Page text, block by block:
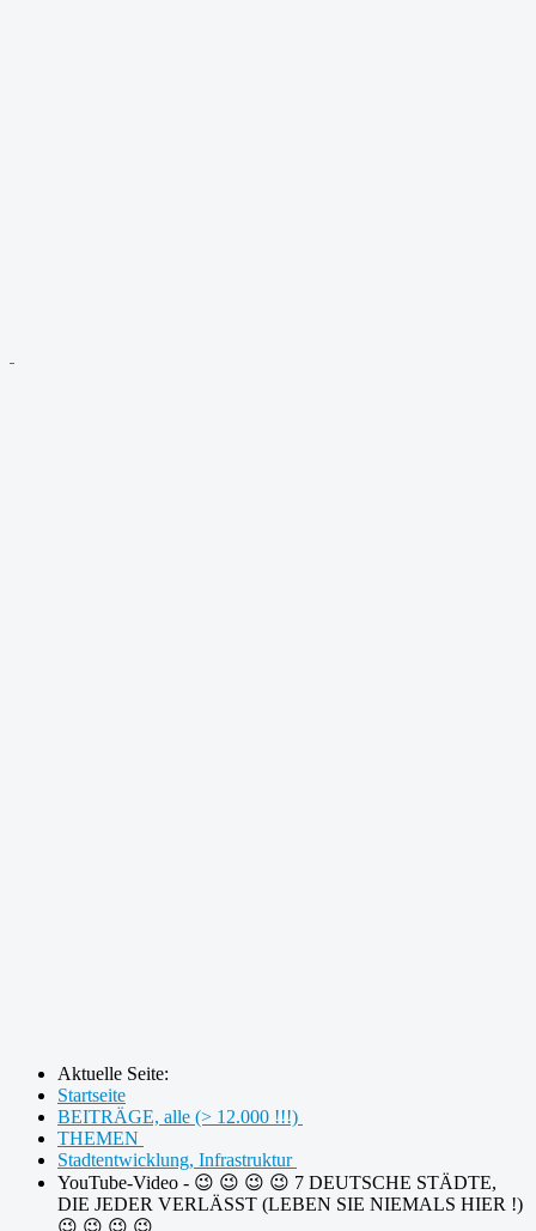
Aktuelle Seite:
Startseite
BEITRÄGE, alle (> 12.000 !!!)
THEMEN
Stadtentwicklung, Infrastruktur
YouTube-Video - 😉 😉 😉 😉 7 DEUTSCHE STÄDTE,
DIE JEDER VERLÄSST (LEBEN SIE NIEMALS HIER !)
😉 😉 😉 😉